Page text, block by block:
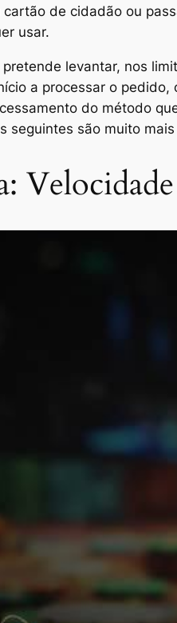
de cidadão ou
usar.
levantar, nos
a processar o
do método
seguintes são muito